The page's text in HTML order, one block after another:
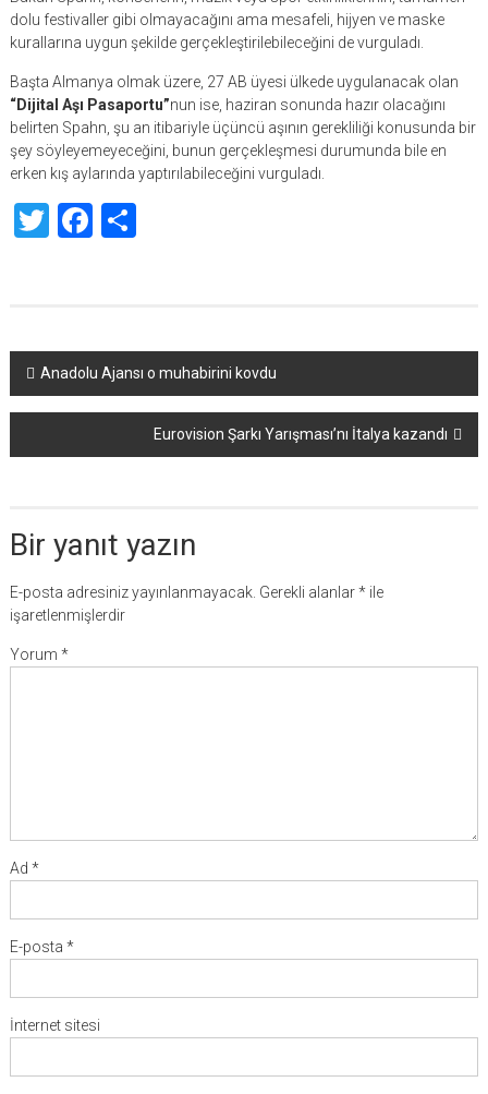
dolu festivaller gibi olmayacağını ama mesafeli, hijyen ve maske
kurallarına uygun şekilde gerçekleştirilebileceğini de vurguladı.
Başta Almanya olmak üzere, 27 AB üyesi ülkede uygulanacak olan
“Dijital Aşı Pasaportu”nun ise, haziran sonunda hazır olacağını
belirten Spahn, şu an itibariyle üçüncü aşının gerekliliği konusunda bir
şey söyleyemeyeceğini, bunun gerçekleşmesi durumunda bile en
erken kış aylarında yaptırılabileceğini vurguladı.
TwitterFacebook
Share
Yazı
dolaşımı
Anadolu Ajansı o muhabirini kovdu
Eurovision Şarkı Yarışması’nı İtalya kazandı
Bir yanıt yazın
E-posta adresiniz yayınlanmayacak. Gerekli alanlar*ile
işaretlenmişlerdir
Yorum *
Ad *
E-posta *
İnternet sitesi